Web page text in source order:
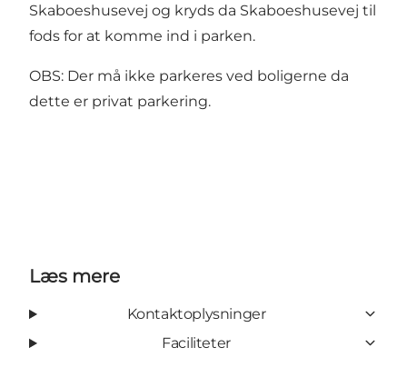
Skaboeshusevej og kryds da Skaboeshusevej til
fods for at komme ind i parken.
OBS: Der må ikke parkeres ved boligerne da
dette er privat parkering.
Læs mere
Kontaktoplysninger
Faciliteter